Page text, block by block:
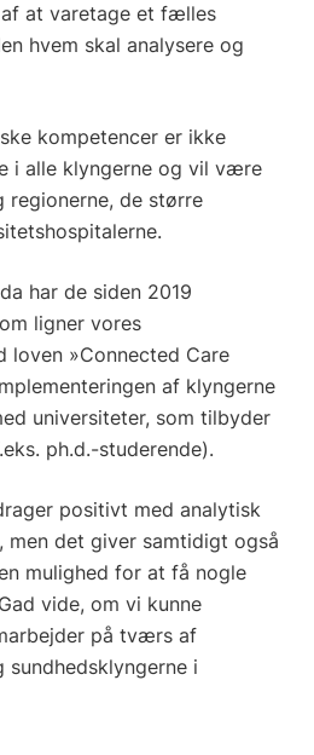
at varetage et fælles
hvem skal analysere og
kompetencer er ikke
i alle klyngerne og vil være
regionerne, de større
har de siden 2019
ligner vores
loven »Connected Care
af klyngerne
universiteter, som tilbyder
ph.d.-studerende).
positivt med analytisk
men det giver samtidigt også
mulighed for at få nogle
vide, om vi kunne
på tværs af
i